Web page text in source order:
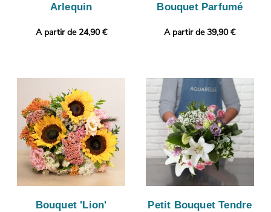
Arlequin
A partir de 24,90 €
Bouquet Parfumé
A partir de 39,90 €
Bouquet 'Lion' Petit Bouquet Tendre